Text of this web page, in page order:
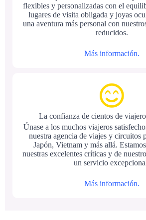
flexibles y personalizadas con el
lugares de visita obligada y joyas
una aventura más personal con
reducidos.
Más información.
La confianza de cientos de
Únase a los muchos viajeros
nuestra agencia de viajes y circuitos
Japón, Vietnam y más allá.
nuestras excelentes críticas y de
un servicio
Más información.